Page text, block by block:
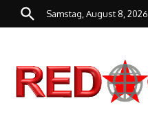
Zum Inhalt springen
Samstag, August 8, 2026